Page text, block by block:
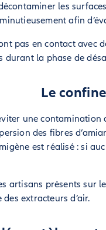
les
afin
pas en contact avec
durant la phase de
Le
une
des fibres
est réalisé : si
artisans présents sur
extracteurs d’air.